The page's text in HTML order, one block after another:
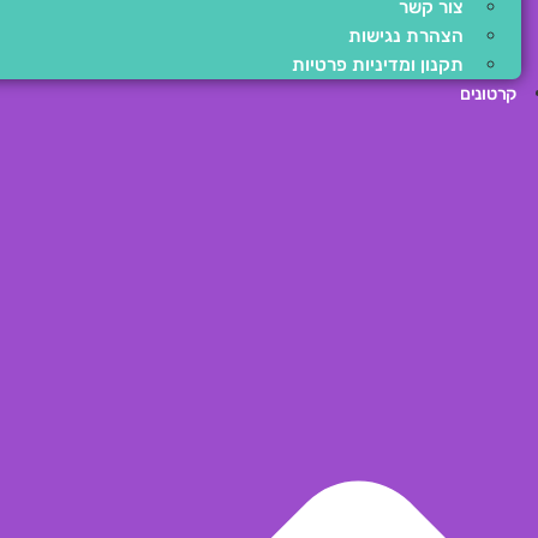
צור קשר
הצהרת נגישות
תקנון ומדיניות פרטיות
קרטונים